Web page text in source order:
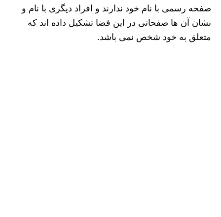
صفحه رسمی با نام خود ندارند و افراد دیگری با نام و
نشان آن ها صفحاتی در این فضا تشکیل داده اند که
متعلق به خود شخص نمی باشد.